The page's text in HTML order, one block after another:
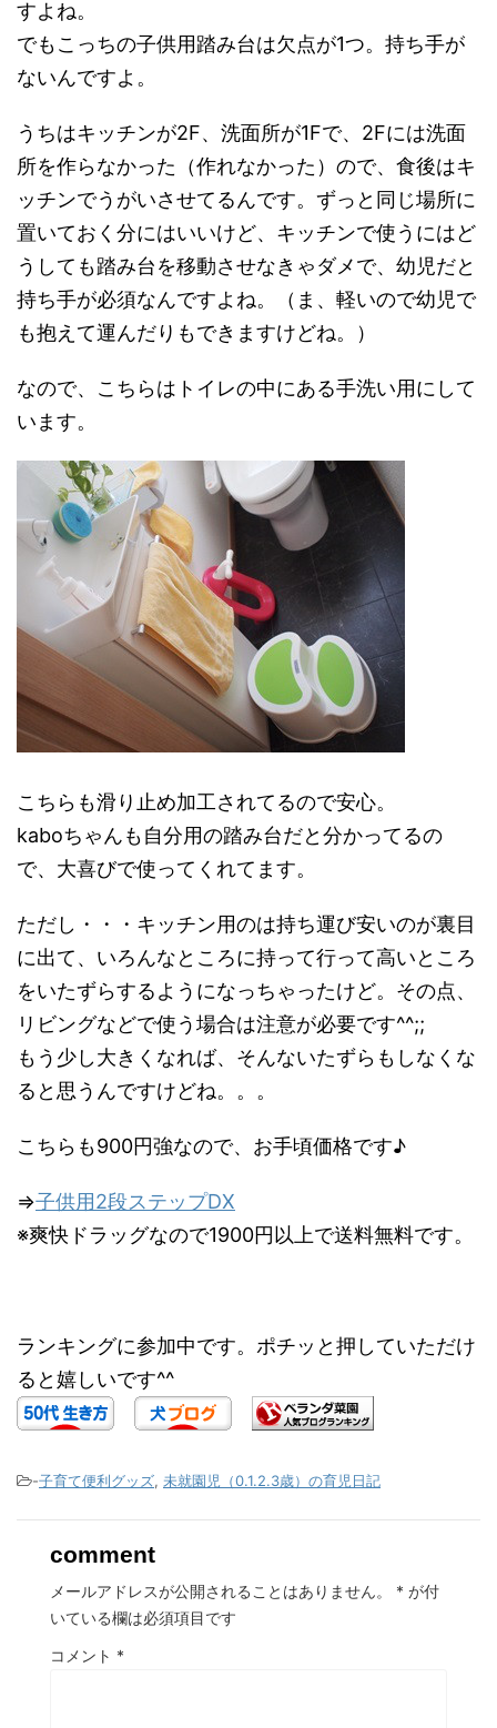
すよね。
でもこっちの子供用踏み台は欠点が1つ。持ち手が
ないんですよ。
うちはキッチンが2F、洗面所が1Fで、2Fには洗面
所を作らなかった（作れなかった）ので、食後はキ
ッチンでうがいさせてるんです。ずっと同じ場所に
置いておく分にはいいけど、キッチンで使うにはど
うしても踏み台を移動させなきゃダメで、幼児だと
持ち手が必須なんですよね。（ま、軽いので幼児で
も抱えて運んだりもできますけどね。）
なので、こちらはトイレの中にある手洗い用にして
います。
こちらも滑り止め加工されてるので安心。
kaboちゃんも自分用の踏み台だと分かってるの
で、大喜びで使ってくれてます。
ただし・・・キッチン用のは持ち運び安いのが裏目
に出て、いろんなところに持って行って高いところ
をいたずらするようになっちゃったけど。その点、
リビングなどで使う場合は注意が必要です^^;;
もう少し大きくなれば、そんないたずらもしなくな
ると思うんですけどね。。。
こちらも900円強なので、お手頃価格です♪
⇒子供用2段ステップDX
※爽快ドラッグなので1900円以上で送料無料です。
ランキングに参加中です。ポチッと押していただけ
ると嬉しいです^^
-子育て便利グッズ, 未就園児（0.1.2.3歳）の育児日記
comment
メールアドレスが公開されることはありません。 * が付
いている欄は必須項目です
コメント *